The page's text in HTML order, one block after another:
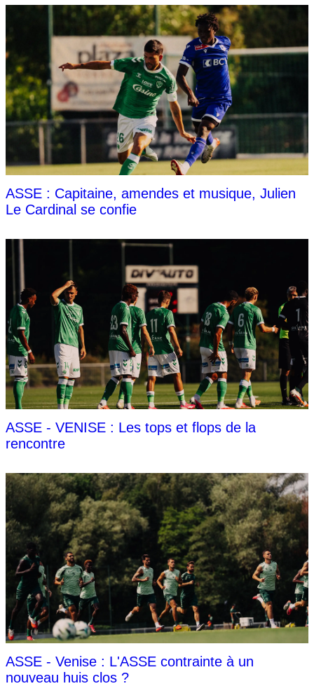
ASSE : Capitaine, amendes et musique, Julien
Le Cardinal se confie
ASSE - VENISE : Les tops et flops de la
rencontre
ASSE - Venise : L'ASSE contrainte à un
nouveau huis clos ?